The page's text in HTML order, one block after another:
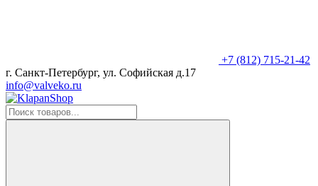
+7 (812) 715-21-42
г. Санкт-Петербург, ул. Софийская д.17
info@valveko.ru